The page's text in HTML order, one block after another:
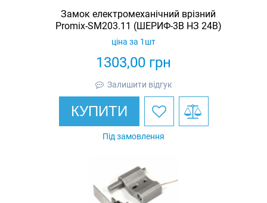
Замок електромеханічний врізний
Promix-SM203.11 (ШЕРИФ-3В НЗ 24В)
1303,00 грн
ціна за 1шт
Залишити відгук
КУПИТИ
Під замовлення